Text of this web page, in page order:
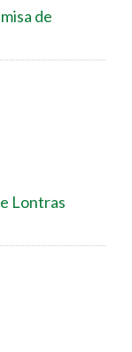
de
Lontras